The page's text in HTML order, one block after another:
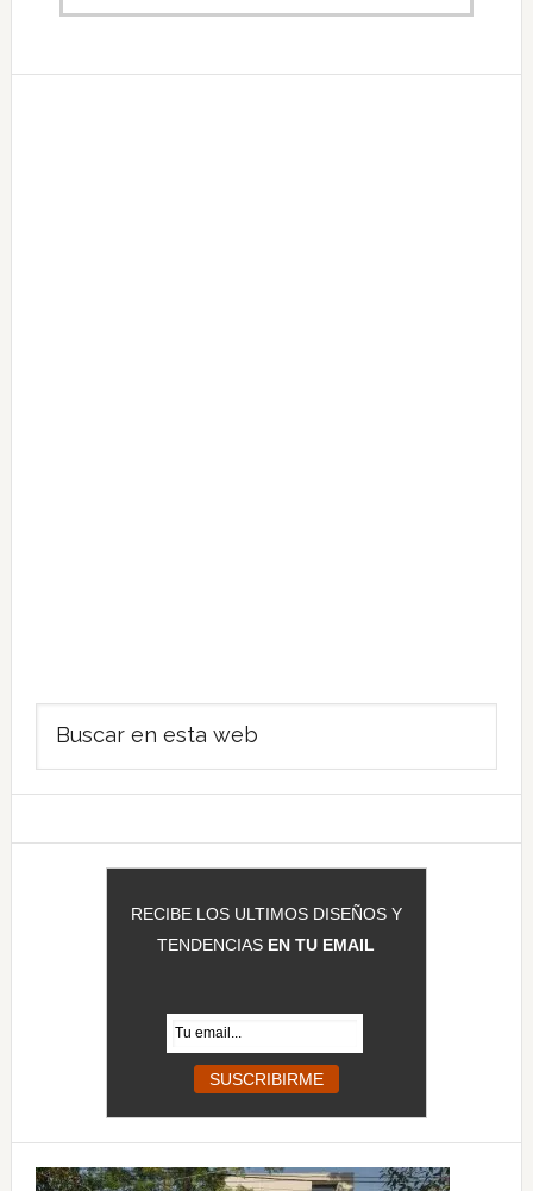
Barra
lateral
principal
RECIBE LOS ULTIMOS DISEÑOS Y
TENDENCIAS EN TU EMAIL